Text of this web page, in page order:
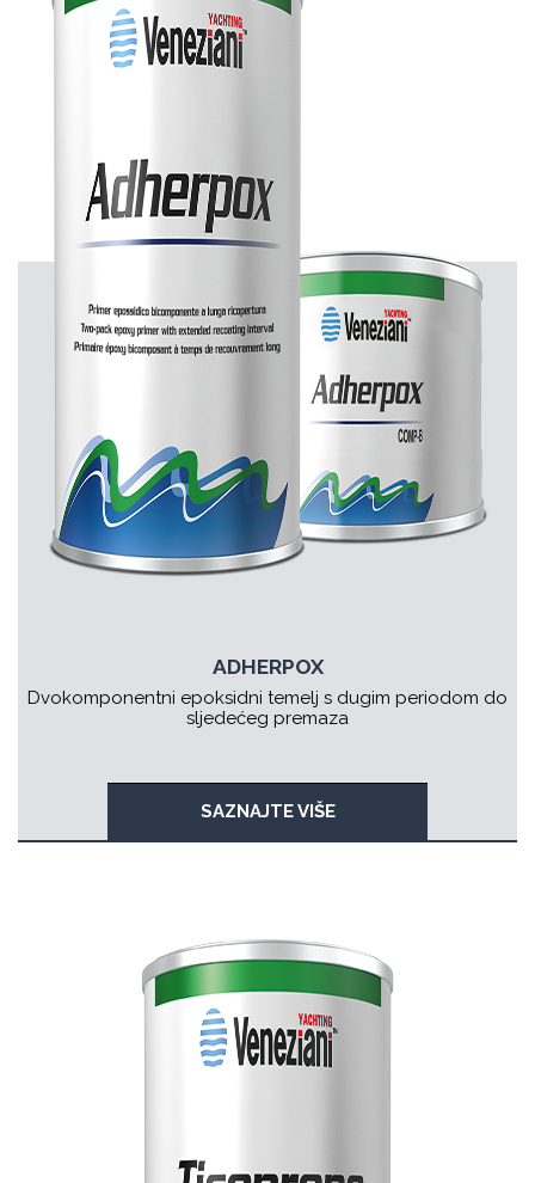
ADHERPOX
Dvokomponentni epoksidni temelj s dugim periodom do
sljedećeg premaza
SAZNAJTE VIŠE